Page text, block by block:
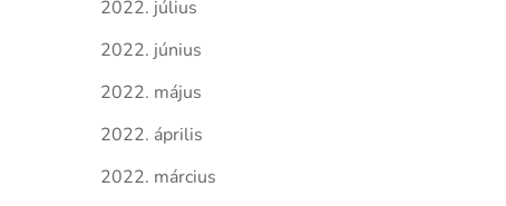
2022. július
2022. június
2022. május
2022. április
2022. március